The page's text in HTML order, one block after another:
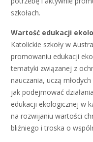
szkołach.
Wartość edukacji
Katolickie szkoły w
promowaniu edukacji
tematyki związanej z
nauczania, uczą
jak podejmować
edukacji ekologicznej w
na rozwijaniu wartości
bliźniego i troska o